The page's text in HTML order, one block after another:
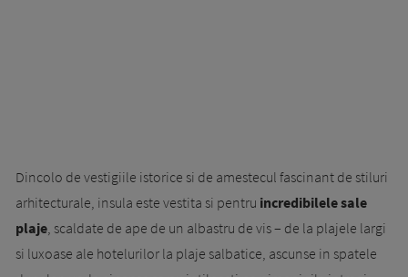
Dincolo de vestigiile istorice si de amestecul fascinant de stiluri
arhitecturale, insula este vestita si pentru incredibilele sale
plaje , scaldate de ape de un albastru de vis – de la plajele largi
si lu­xoase ale hotelurilor la plaje salbatice, as­cun­se in spatele